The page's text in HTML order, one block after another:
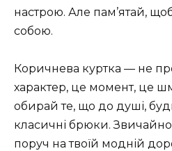
настрою. Але пам’ятай,
собою.
Коричнева куртка — не
характер, це момент, це
обирай те, що до душі,
класичні брюки.
поруч на твоїй модній